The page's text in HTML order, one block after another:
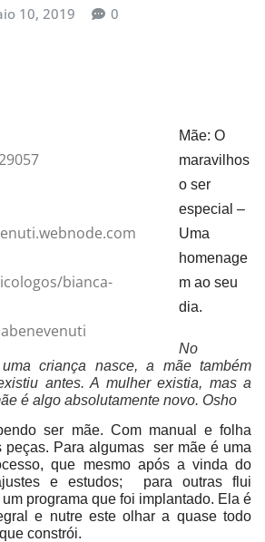
10, 2019 0
bianca-
Mãe: O
maravilhos
o ser
especial –
Uma
homenage
m ao seu
dia.
No
criança nasce, a mãe também
antes. A mulher existia, mas a
é algo absolutamente novo. Osho
ser mãe. Com manual e folha
peças. Para algumas ser mãe é uma
que mesmo após a vinda do
e estudos; para outras flui
programa que foi implantado. Ela é
e nutre este olhar a quase todo
constrói.